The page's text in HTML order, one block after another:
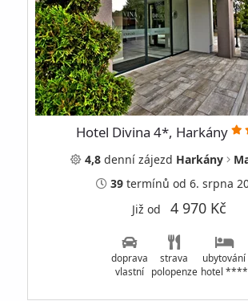
Hotel Divina 4*, Harkány
4,8dennízájezd Harkány
39 termínů od 6. srpna
Již od 4 970 Kč
doprava
vlastní
strava
polopenze
ubytování
hotel ****